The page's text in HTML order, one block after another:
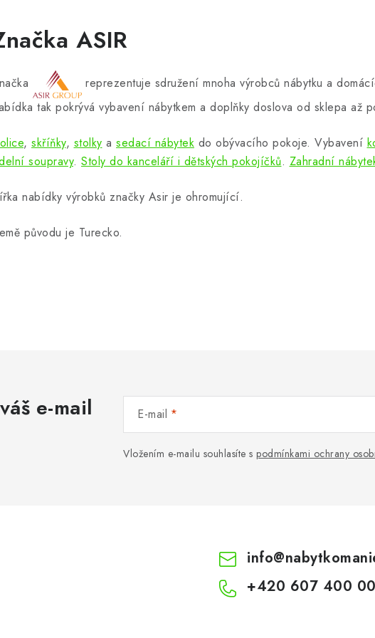
ASIR
reprezentuje sdružení mnoha výrobců nábytku a
tak pokrývá vybavení nábytkem a doplňky doslova od sklepa až
, skříňky, stolky a sedací nábytek do obývacího pokoje. Vybavení
soupravy. Stoly do kanceláří i dětských pokojíčků. Zahradní
nabídky výrobků značky Asir je ohromující.
původu je Turecko.
e-mail E-mail
Vložením e-mailu souhlasíte s podmínkami ochrany
info@
+420 607 400